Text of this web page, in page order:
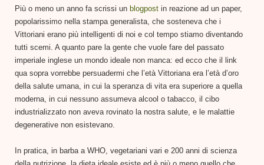
Più o meno un anno fa scrissi un blogpost in reazione ad un paper,
popolarissimo nella stampa generalista, che sosteneva che i
Vittoriani erano più intelligenti di noi e col tempo stiamo diventando
tutti scemi. A quanto pare la gente che vuole fare del passato
imperiale inglese un mondo ideale non manca: ed ecco che il link
qua sopra vorrebbe persuadermi che l’età Vittoriana era l’età d’oro
della salute umana, in cui la speranza di vita era superiore a quella
moderna, in cui nessuno assumeva alcool o tabacco, il cibo
industrializzato non aveva rovinato la nostra salute, e le malattie
degenerative non esistevano.
In pratica, in barba a WHO, vegetariani vari e 200 anni di scienza